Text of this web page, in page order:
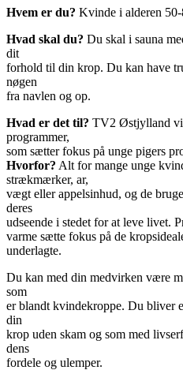
Hvem er du? Kvinde i alderen 50-
Hvad skal du? Du skal i sauna
dit
forhold til din krop. Du kan have
nøgen
fra navlen og op.
Hvad er det til? TV2 Østjylland
programmer,
som sætter fokus på unge pigers
Hvorfor? Alt for mange unge
strækmærker, ar,
vægt eller appelsinhud, og de
deres
udseende i stedet for at leve livet.
varme sætte fokus på de
underlagte.
Du kan med din medvirken være
som
er blandt kvindekroppe. Du bliver
din
krop uden skam og som med
dens
fordele og ulemper.